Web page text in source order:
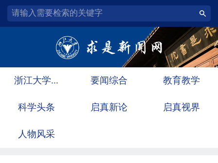
浙江大学... 要闻综合 教育教学
科学头条 启真新论 启真视界
人物风采